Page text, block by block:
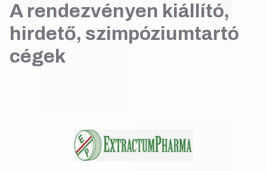
A rendezvényen kiállító,
hirdető, szimpóziumtartó
cégek